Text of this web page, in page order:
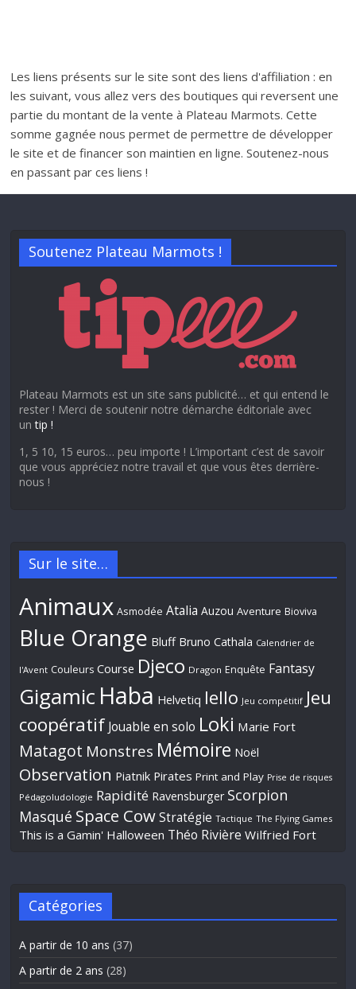
Les liens présents sur le site sont des liens d'affiliation : en
les suivant, vous allez vers des boutiques qui reversent une
partie du montant de la vente à Plateau Marmots. Cette
somme gagnée nous permet de permettre de développer
le site et de financer son maintien en ligne. Soutenez-nous
en passant par ces liens !
Soutenez Plateau Marmots !
Plateau Marmots est un site sans publicité… et qui entend le
rester ! Merci de soutenir notre démarche éditoriale avec
untip !
1, 5 10, 15 euros… peu importe ! L’important c’est de savoir
que vous appréciez notre travail et que vous êtes derrière-
nous !
Sur le site…
Animaux Asmodée Atalia Auzou Aventure Bioviva
Blue Orange Bluff Bruno Cathala Calendrier de
l'Avent Couleurs Course Djeco Dragon Enquête Fantasy
Gigamic Haba Helvetiq Iello Jeu compétitif Jeu
coopératif Jouable en solo Loki Marie Fort
Matagot Monstres Mémoire Noël
Observation Piatnik Pirates Print and Play Prise de risques
Pédagoludologie Rapidité Ravensburger Scorpion
Masqué Space Cow Stratégie Tactique The Flying Games
This is a Gamin' Halloween Théo Rivière Wilfried Fort
Catégories
A partir de 10 ans (37)
A partir de 2 ans (28)